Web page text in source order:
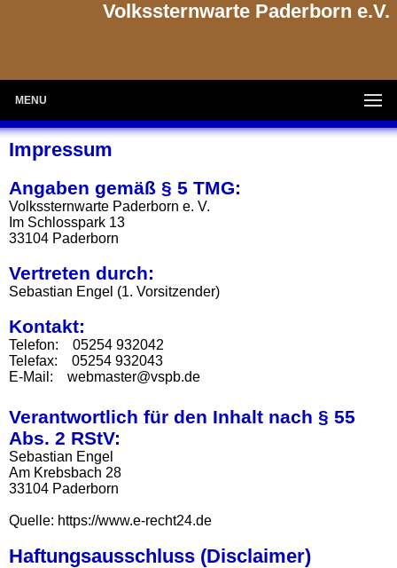
Volkssternwarte Paderborn e.V.
MENU
Impressum
Angaben gemäß § 5 TMG:
Volkssternwarte Paderborn e. V.
Im Schlosspark 13
33104 Paderborn
Vertreten durch:
Sebastian Engel (1. Vorsitzender)
Kontakt:
Telefon: 05254 932042
Telefax: 05254 932043
E-Mail: webmaster@vspb.de
Verantwortlich für den Inhalt nach § 55
Abs. 2 RStV:
Sebastian Engel
Am Krebsbach 28
33104 Paderborn
Quelle: https://www.e-recht24.de
Haftungsausschluss (Disclaimer)